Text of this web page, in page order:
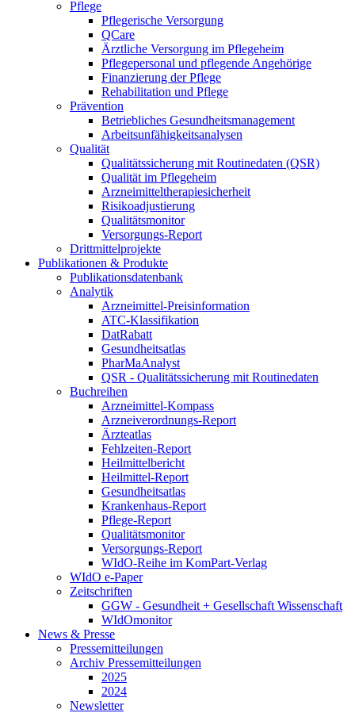
Pflege
Pflegerische Versorgung
QCare
Ärztliche Versorgung im Pflegeheim
Pflegepersonal und pflegende Angehörige
Finanzierung der Pflege
Rehabilitation und Pflege
Prävention
Betriebliches Gesundheitsmanagement
Arbeitsunfähigkeitsanalysen
Qualität
Qualitätssicherung mit Routinedaten (QSR)
Qualität im Pflegeheim
Arzneimitteltherapiesicherheit
Risikoadjustierung
Qualitätsmonitor
Versorgungs-Report
Drittmittelprojekte
Publikationen & Produkte
Publikationsdatenbank
Analytik
Arzneimittel-Preisinformation
ATC-Klassifikation
DatRabatt
Gesundheitsatlas
PharMaAnalyst
QSR - Qualitätssicherung mit Routinedaten
Buchreihen
Arzneimittel-Kompass
Arzneiverordnungs-Report
Ärzteatlas
Fehlzeiten-Report
Heilmittelbericht
Heilmittel-Report
Gesundheitsatlas
Krankenhaus-Report
Pflege-Report
Qualitätsmonitor
Versorgungs-Report
WIdO-Reihe im KomPart-Verlag
WIdO e-Paper
Zeitschriften
GGW - Gesundheit + Gesellschaft Wissenschaft
WIdOmonitor
News & Presse
Pressemitteilungen
Archiv Pressemitteilungen
2025
2024
Newsletter